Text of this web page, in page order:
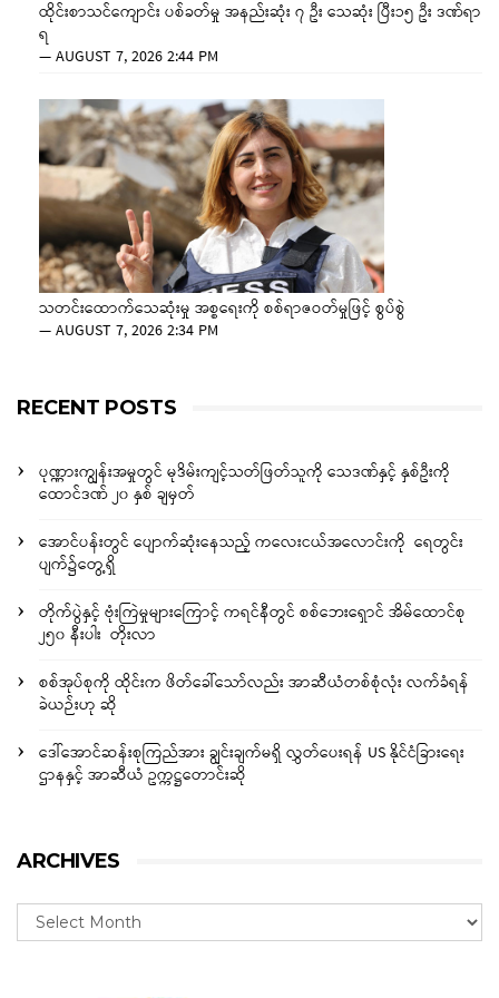
ထိုင်းစာသင်ကျောင်း ပစ်ခတ်မှု အနည်းဆုံး ၇ ဦး သေဆုံး ပြီး၁၅ ဦး ဒဏ်ရာ
ရ
—AUGUST 7, 2026 2:44 PM
သတင်းထောက်သေဆုံးမှု အစ္စရေးကို စစ်ရာဇဝတ်မှုဖြင့် စွပ်စွဲ
—AUGUST 7, 2026 2:34 PM
RECENT POSTS
ပုဏ္ဏားကျွန်းအမှုတွင် မုဒိမ်းကျင့်သတ်ဖြတ်သူကို သေဒဏ်နှင့် နှစ်ဦးကို
ထောင်ဒဏ် ၂၀ နှစ် ချမှတ်
အောင်ပန်းတွင် ပျောက်ဆုံးနေသည့် ကလေးငယ်အလောင်းကို ရေတွင်း
ပျက်၌တွေ့ရှိ
တိုက်ပွဲနှင့် ဗုံးကြဲမှုများကြောင့် ကရင်နီတွင် စစ်ဘေးရှောင် အိမ်ထောင်စု
၂၅၀ နီးပါး တိုးလာ
စစ်အုပ်စုကို ထိုင်းက ဖိတ်ခေါ်သော်လည်း အာဆီယံတစ်စုံလုံး လက်ခံရန်
ခဲယဉ်းဟု ဆို
ဒေါ်အောင်ဆန်းစုကြည်အား ချွင်းချက်မရှိ လွှတ်ပေးရန် US နိုင်ငံခြားရေး
ဌာနနှင့် အာဆီယံ ဥက္ကဋ္ဌတောင်းဆို
ARCHIVES